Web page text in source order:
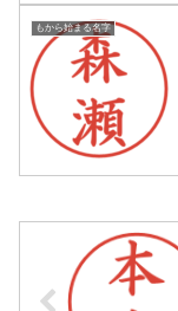
もから始まる名字